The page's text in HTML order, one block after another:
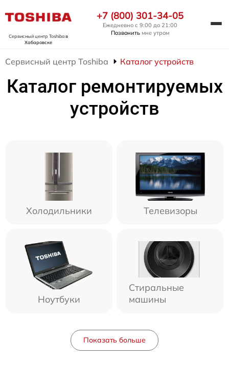
Сервисный центр Toshibaв
Хабаровске
+7 (800) 301-34-05
Ежедневно с 9:00 до 21:00
Позвонить мне утром
Сервисный центр Toshiba Каталог устройств
Каталог ремонтируемых
устройств
Холодильники Телевизоры
Ноутбуки
Стиральные
машины
Показать больше